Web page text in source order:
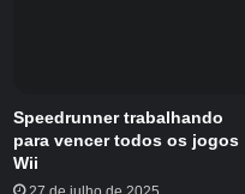
Relacionado
Speedrunner trabalhando
para vencer todos os jogos
Wii